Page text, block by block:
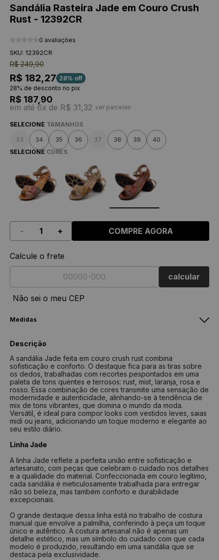
Sandália Rasteira Jade em Couro Crush
Rust - 12392CR
0 avaliações
SKU: 12392CR
R$ 249,90
R$ 182,27 28% off
28% de desconto no pix
R$ 187,90
em até 6x de R$ 31,32 ver parcelas
SELECIONE TAMANHOS
33 34 35 36 37 38 39
40
SELECIONE CORES
+
- COMPRE AGORA
Calcule o frete
calcular
Não sei o meu CEP
Medidas
33
22,0 cm
7,7 cm
34
22,6 cm
7,8 cm
35
23,2 cm
7,9 cm
36
23,6 cm
8,0 cm
37
24,6 cm
8,1 cm
40
26,6 cm 8,4 cm
Como medir?
Centralize seu pé em uma folha de papel
Repita o risco na frente do dedão
Repita a medida na largura do pé
Tire a medida do comprimento das linhas
Verifique na tabela qual a numeração indicada
Descrição
A sandália Jade feita em couro crush rust combina
sofisticação e conforto. O destaque fica para as tiras sobre
os dedos, trabalhadas com recortes pespontados em uma
paleta de tons quentes e terrosos: rust, mist, laranja, rosa e
rosso. Essa combinação de cores transmite uma sensação de
modernidade e autenticidade, alinhando-se à tendência de
mix de tons vibrantes, que domina o mundo da moda.
Versátil, é ideal para compor looks com vestidos leves, saias
midi ou jeans, adicionando um toque moderno e elegante ao
seu estilo diário.
Linha Jade
A linha Jade reflete a perfeita união entre sofisticação e
artesanato, com peças que celebram o cuidado nos detalhes
e a qualidade do material. Confeccionada em couro legítimo,
cada sandália é meticulosamente trabalhada para entregar
não só beleza, mas também conforto e durabilidade
excepcionais.
O grande destaque dessa linha está no trabalho de costura
manual que envolve a palmilha, conferindo à peça um toque
único e autêntico. A costura artesanal não é apenas um
detalhe estético, mas um símbolo do cuidado com que cada
modelo é produzido, resultando em uma sandália que se
destaca pela exclusividade.